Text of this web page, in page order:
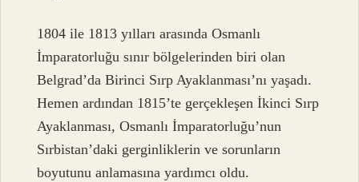
1804 ile 1813 yılları arasında Osmanlı
İmparatorluğu sınır bölgelerinden biri olan
Belgrad’da Birinci Sırp Ayaklanması’nı yaşadı.
Hemen ardından 1815’te gerçekleşen İkinci Sırp
Ayaklanması, Osmanlı İmparatorluğu’nun
Sırbistan’daki gerginliklerin ve sorunların
boyutunu anlamasına yardımcı oldu.